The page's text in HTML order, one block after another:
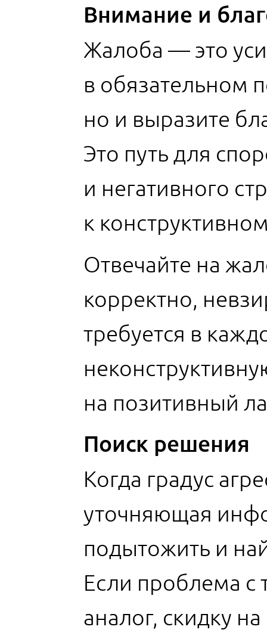
Внимание и
Жалоба — это
в обязательном
но и выразите
Это путь для
и негативного
к
Отвечайте на
корректно,
требуется в
на позитивный
Поиск решения
Когда градус
уточняющая
подытожить и
Если проблема с
аналог, скидку